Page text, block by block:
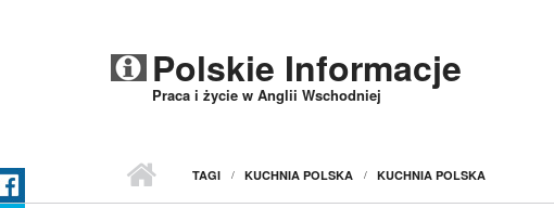
Polskie Informacje
Praca i życie w Anglii Wschodniej
TAGI KUCHNIA POLSKA KUCHNIA POLSKA